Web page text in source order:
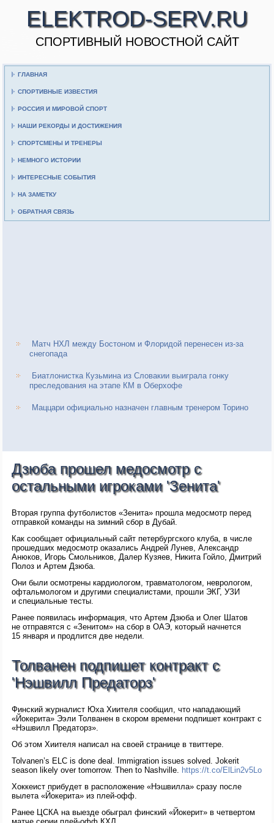
ELEKTROD-SERV.RU
CПОРТИВНЫЙ НОВОСТНОЙ САЙТ
ГЛАВНАЯ
СПОРТИВНЫЕ ИЗВЕСТИЯ
РОССИЯ И МИРОВОЙ СПОРТ
НАШИ РЕКОРДЫ И ДОСТИЖЕНИЯ
СПОРТСМЕНЫ И ТРЕНЕРЫ
НЕМНОГО ИСТОРИИ
ИНТЕРЕСНЫЕ СОБЫТИЯ
НА ЗАМЕТКУ
ОБРАТНАЯ СВЯЗЬ
Матч НХЛ между Бостоном и Флоридой перенесен из-за
снегопада
Биатлонистка Кузьмина из Словакии выиграла гонку
преследования на этапе КМ в Оберхофе
Маццари официально назначен главным тренером Торино
Дзюба прошел медосмотр с
остальными игроками 'Зенита'
Вторая группа футболистов «Зенита» прошла медосмотр перед
отправкой команды на зимний сбор в Дубай.
Как сообщает официальный сайт петербургского клуба, в числе
прошедших медосмотр оказались Андрей Лунев, Александр
Анюков, Игорь Смольников, Далер Кузяев, Никита Гойло, Дмитрий
Полоз и Артем Дзюба.
Они были осмотрены кардиологом, травматологом, неврологом,
офтальмологом и другими специалистами, прошли ЭКГ, УЗИ
и специальные тесты.
Ранее появилась информация, что Артем Дзюба и Олег Шатов
не отправятся с «Зенитом» на сбор в ОАЭ, который начнется
15 января и продлится две недели.
Толванен подпишет контракт с
'Нэшвилл Предаторз'
Финский журналист Юха Хиителя сообщил, что нападающий
«Йокерита» Ээли Толванен в скором времени подпишет контракт с
«Нэшвилл Предаторз».
Об этом Хиителя написал на своей странице в твиттере.
Tolvanen’s ELC is done deal. Immigration issues solved. Jokerit
season likely over tomorrow. Then to Nashville. https://t.co/ElLin2v5Lo
Хоккеист прибудет в расположение «Нэшвилла» сразу после
вылета «Йокерита» из плей-офф.
Ранее ЦСКА на выезде обыграл финский «Йокерит» в четвертом